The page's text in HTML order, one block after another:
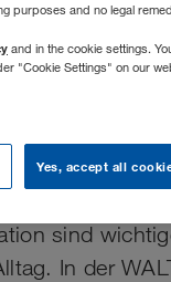
sind
In der
purposes and no legal
and in the cookie settings.
"Cookie Settings" on our
Yes, accept all